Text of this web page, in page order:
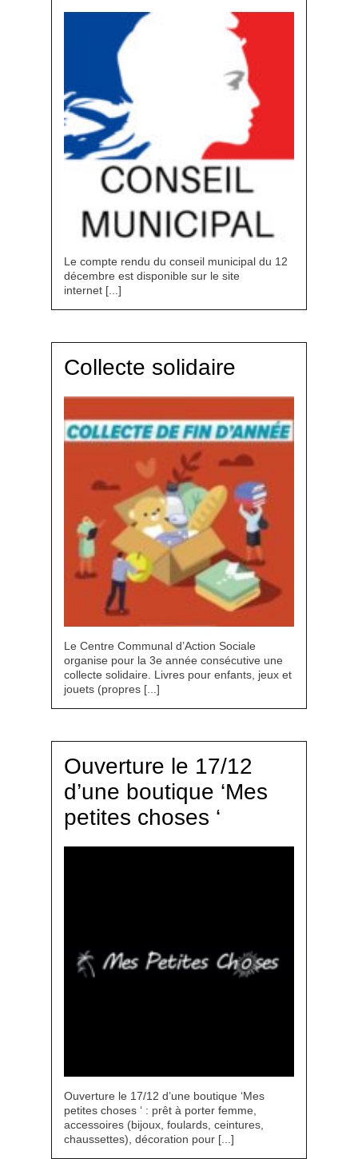
Le compte rendu du conseil municipal du 12
décembre est disponible sur le site
internet [...]
Collecte solidaire
Le Centre Communal d’Action Sociale
organise pour la 3e année consécutive une
collecte solidaire. Livres pour enfants, jeux et
jouets (propres [...]
Ouverture le 17/12
d’une boutique ‘Mes
petites choses ‘
Ouverture le 17/12 d’une boutique ‘Mes
petites choses ‘ : prêt à porter femme,
accessoires (bijoux, foulards, ceintures,
chaussettes), décoration pour [...]